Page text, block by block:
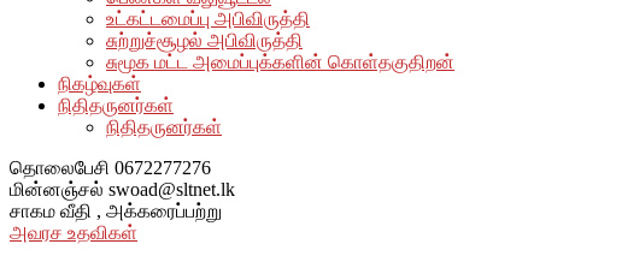
உட்கட்டமைப்பு அபிவிருத்தி
சுற்றுச்சூழல் அபிவிருத்தி
சுமூக மட்ட அமைப்புக்களின் கொள்தகுதிறன்
நிகழ்வுகள்
நிதிதருனர்கள்
நிதிதருனர்கள்
தொலைபேசி 0672277276
மின்னஞ்சல் swoad@sltnet.lk
சாகம வீதி , அக்கரைப்பற்று
அவரச உதவிகள்